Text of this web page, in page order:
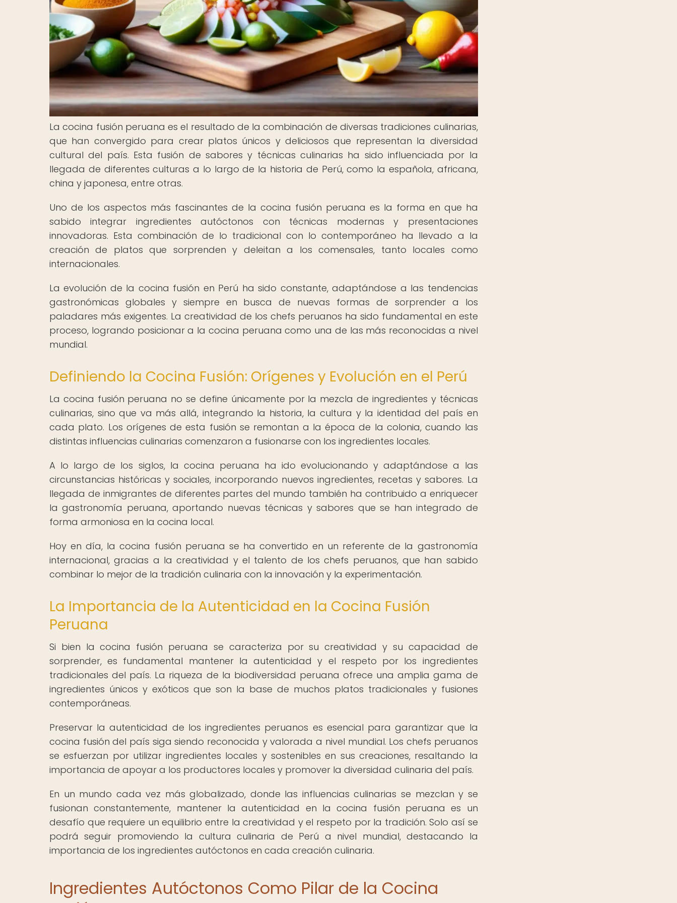
La cocina fusión peruana es el resultado de la combinación de diversas tradiciones culinarias,
que han convergido para crear platos únicos y deliciosos que representan la diversidad
cultural del país. Esta fusión de sabores y técnicas culinarias ha sido influenciada por la
llegada de diferentes culturas a lo largo de la historia de Perú, como la española, africana,
china y japonesa, entre otras.
Uno de los aspectos más fascinantes de la cocina fusión peruana es la forma en que ha
sabido integrar ingredientes autóctonos con técnicas modernas y presentaciones
innovadoras. Esta combinación de lo tradicional con lo contemporáneo ha llevado a la
creación de platos que sorprenden y deleitan a los comensales, tanto locales como
internacionales.
La evolución de la cocina fusión en Perú ha sido constante, adaptándose a las tendencias
gastronómicas globales y siempre en busca de nuevas formas de sorprender a los
paladares más exigentes. La creatividad de los chefs peruanos ha sido fundamental en este
proceso, logrando posicionar a la cocina peruana como una de las más reconocidas a nivel
mundial.
Definiendo la Cocina Fusión: Orígenes y Evolución en el Perú
La cocina fusión peruana no se define únicamente por la mezcla de ingredientes y técnicas
culinarias, sino que va más allá, integrando la historia, la cultura y la identidad del país en
cada plato. Los orígenes de esta fusión se remontan a la época de la colonia, cuando las
distintas influencias culinarias comenzaron a fusionarse con los ingredientes locales.
A lo largo de los siglos, la cocina peruana ha ido evolucionando y adaptándose a las
circunstancias históricas y sociales, incorporando nuevos ingredientes, recetas y sabores. La
llegada de inmigrantes de diferentes partes del mundo también ha contribuido a enriquecer
la gastronomía peruana, aportando nuevas técnicas y sabores que se han integrado de
forma armoniosa en la cocina local.
Hoy en día, la cocina fusión peruana se ha convertido en un referente de la gastronomía
internacional, gracias a la creatividad y el talento de los chefs peruanos, que han sabido
combinar lo mejor de la tradición culinaria con la innovación y la experimentación.
La Importancia de la Autenticidad en la Cocina Fusión
Peruana
Si bien la cocina fusión peruana se caracteriza por su creatividad y su capacidad de
sorprender, es fundamental mantener la autenticidad y el respeto por los ingredientes
tradicionales del país. La riqueza de la biodiversidad peruana ofrece una amplia gama de
ingredientes únicos y exóticos que son la base de muchos platos tradicionales y fusiones
contemporáneas.
Preservar la autenticidad de los ingredientes peruanos es esencial para garantizar que la
cocina fusión del país siga siendo reconocida y valorada a nivel mundial. Los chefs peruanos
se esfuerzan por utilizar ingredientes locales y sostenibles en sus creaciones, resaltando la
importancia de apoyar a los productores locales y promover la diversidad culinaria del país.
En un mundo cada vez más globalizado, donde las influencias culinarias se mezclan y se
fusionan constantemente, mantener la autenticidad en la cocina fusión peruana es un
desafío que requiere un equilibrio entre la creatividad y el respeto por la tradición. Solo así se
podrá seguir promoviendo la cultura culinaria de Perú a nivel mundial, destacando la
importancia de los ingredientes autóctonos en cada creación culinaria.
Ingredientes Autóctonos Como Pilar de la Cocina